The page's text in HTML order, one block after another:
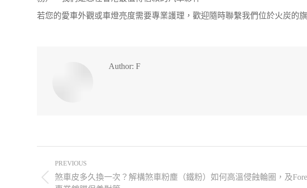
若您的愛車外觀或車燈亮度需要專業護理，歡迎隨時聯繫我們位於火炭的
Author: F
PREVIOUS
煞車皮多久換一次？解構煞車粉塵（鐵粉）如何高溫侵蝕輪圈，及